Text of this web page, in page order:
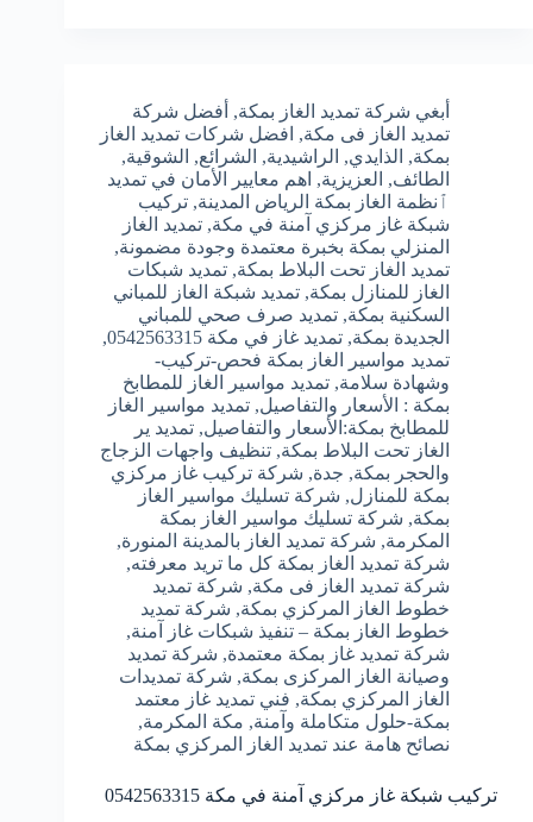
أبغي شركة تمديد الغاز بمكة, أفضل شركة
تمديد الغاز فى مكة, افضل شركات تمديد الغاز
بمكة, الذايدي, الراشيدية, الشرائع, الشوقية,
الطائف, العزيزية, اهم معايير الأمان في تمديد
ٱنظمة الغاز بمكة الرياض المدينة, تركيب
شبكة غاز مركزي آمنة في مكة, تمديد الغاز
المنزلي بمكة بخبرة معتمدة وجودة مضمونة,
تمديد الغاز تحت البلاط بمكة, تمديد شبكات
الغاز للمنازل بمكة, تمديد شبكة الغاز للمباني
السكنية بمكة, تمديد صرف صحي للمباني
الجديدة بمكة, تمديد غاز في مكة 0542563315
,
تمديد مواسير الغاز بمكة فحص-تركيب-
وشهادة سلامة, تمديد مواسير الغاز للمطابخ
بمكة : الأسعار والتفاصيل, تمديد مواسير الغاز
للمطابخ بمكة:الأسعار والتفاصيل, تمديد ير
الغاز تحت البلاط بمكة, تنظيف واجهات الزجاج
والحجر بمكة, جدة, شركة تركيب غاز مركزي
بمكة للمنازل, شركة تسليك مواسير الغاز
بمكة, شركة تسليك مواسير الغاز بمكة
المكرمة, شركة تمديد الغاز بالمدينة المنورة,
شركة تمديد الغاز بمكة كل ما تريد معرفته,
شركة تمديد الغاز فى مكة, شركة تمديد
خطوط الغاز المركزي بمكة, شركة تمديد
خطوط الغاز بمكة – تنفيذ شبكات غاز آمنة,
شركة تمديد غاز بمكة معتمدة, شركة تمديد
وصيانة الغاز المركزى بمكة, شركة تمديدات
الغاز المركزي بمكة, فني تمديد غاز معتمد
بمكة-حلول متكاملة وآمنة, مكة المكرمة,
نصائح هامة عند تمديد الغاز المركزي بمكة
تركيب شبكة غاز مركزي آمنة في مكة 0542563315